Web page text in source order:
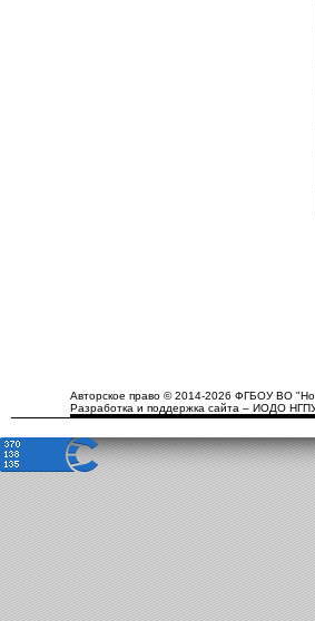
Авторское право © 2014-2026 ФГБОУ ВО
Разработка и поддержка сайта – ИОДО